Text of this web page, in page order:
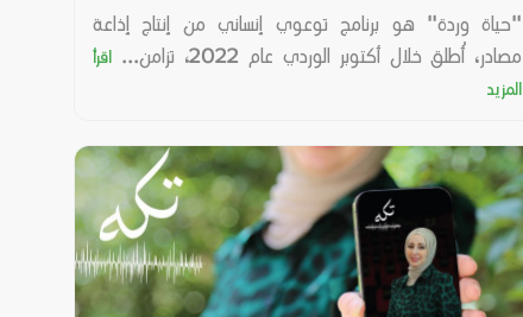
"حياة وردة" هو برنامج توعوي إنساني من إنتاج إذاعة
مصادر، أُطلق خلال أكتوبر الوردي عام 2022، تزامن...
اقرأ
المزيد